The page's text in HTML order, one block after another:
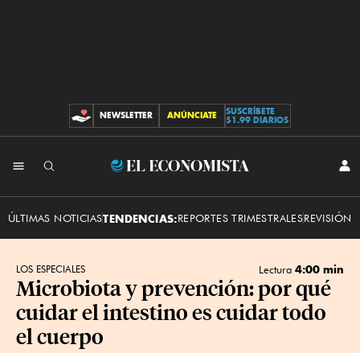
CONTRIBUCIONES
NEWSLETTER ANÚNCIATE
SUSCRÍBETE
$1.99 DIARIOS
El
ÚLTIMAS NOTICIASTENDENCIAS:REPORTES TRIMESTRALESREVISIÓN
LOS ESPECIALES Lectura 4:00 min
Microbiota y prevención: por qué
cuidar el intestino es cuidar todo
el cuerpo